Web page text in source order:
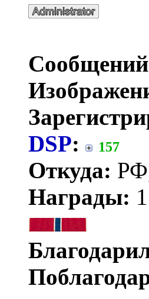
DSP: 157
Откуда:
Награды: 1